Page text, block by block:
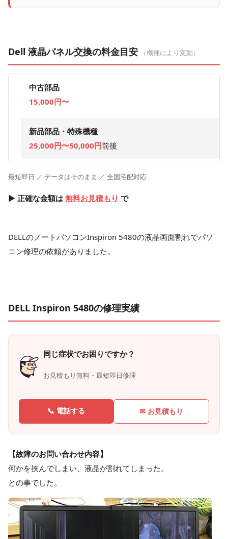
Dell 液晶パネル交換の料金目安 （機種により変動）
中古部品
15,000円〜
新品部品・特殊機種
25,000円〜50,000円前後
最短即日 ／ データはそのまま ／ 全国宅配対応
▶ 正確な金額は 無料お見積もり で
DELLのノートパソコンInspiron 5480の液晶画面割れでパソ
コン修理の依頼がありました。
DELL Inspiron 5480の修理実績
同じ症状でお困りですか？
お見積もり無料・最短即日修理
📞 電話する ✉ お見積もり
【故障のお問い合わせ内容】
何かを挟んでしまい、液晶が割れてしまった。
との事でした。